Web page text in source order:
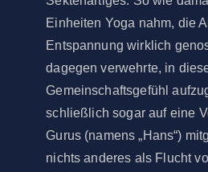
Einheiten Yoga nahm, die
Entspannung wirklich
dagegen verwehrte, in
Gemeinschaftsgefühl
schließlich sogar auf eine
Gurus (namens „Hans“)
nichts anderes als Flucht